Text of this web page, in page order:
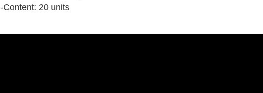
-Content: 20 units